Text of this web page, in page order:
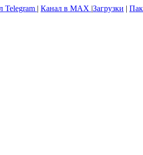
Telegram | Канал в MAX |Загрузки |